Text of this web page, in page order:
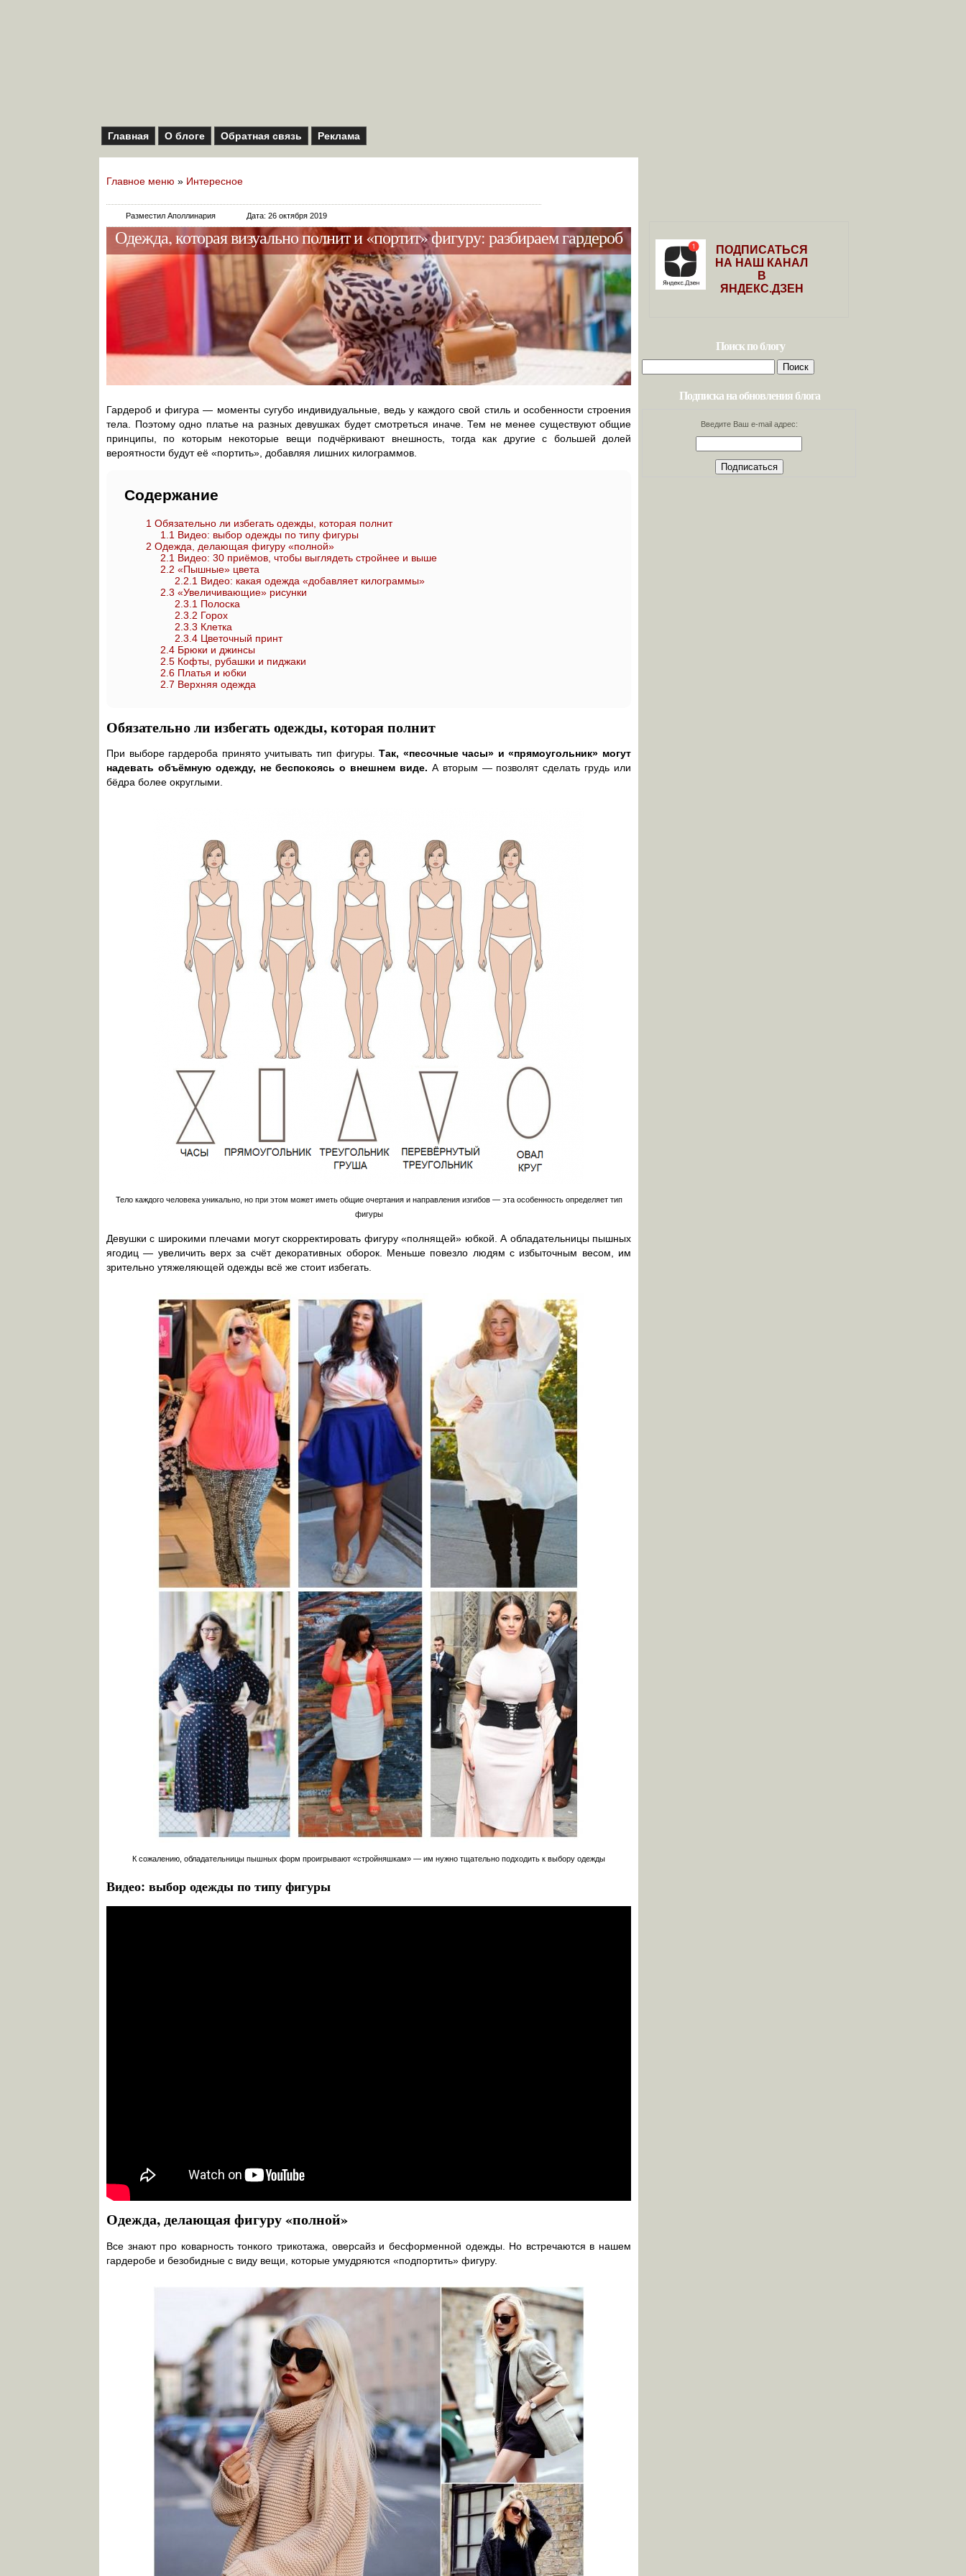
Главная О блоге Обратная связь Реклама
Главное меню » Интересное
Разместил Аполлинария Дата: 26 октября 2019
Одежда, которая визуально полнит и «портит» фигуру: разбираем гардероб
Гардероб и фигура — моменты сугубо индивидуальные, ведь у каждого свой стиль и особенности строения
тела. Поэтому одно платье на разных девушках будет смотреться иначе. Тем не менее существуют общие
принципы, по которым некоторые вещи подчёркивают внешность, тогда как другие с большей долей
вероятности будут её «портить», добавляя лишних килограммов.
Содержание
1 Обязательно ли избегать одежды, которая полнит
1.1 Видео: выбор одежды по типу фигуры
2 Одежда, делающая фигуру «полной»
2.1 Видео: 30 приёмов, чтобы выглядеть стройнее и выше
2.2 «Пышные» цвета
2.2.1 Видео: какая одежда «добавляет килограммы»
2.3 «Увеличивающие» рисунки
2.3.1 Полоска
2.3.2 Горох
2.3.3 Клетка
2.3.4 Цветочный принт
2.4 Брюки и джинсы
2.5 Кофты, рубашки и пиджаки
2.6 Платья и юбки
2.7 Верхняя одежда
Обязательно ли избегать одежды, которая полнит
При выборе гардероба принято учитывать тип фигуры.Так, «песочные часы» и «прямоугольник» могут
надевать объёмную одежду, не беспокоясь о внешнем виде. А вторым — позволят сделать грудь или
бёдра более округлыми.
Тело каждого человека уникально, но при этом может иметь общие очертания и направления изгибов — эта особенность определяет тип
фигуры
Девушки с широкими плечами могут скорректировать фигуру «полнящей» юбкой. А обладательницы пышных
ягодиц — увеличить верх за счёт декоративных оборок. Меньше повезло людям с избыточным весом, им
зрительно утяжеляющей одежды всё же стоит избегать.
К сожалению, обладательницы пышных форм проигрывают «стройняшкам» — им нужно тщательно подходить к выбору одежды
Видео: выбор одежды по типу фигуры
Одежда, делающая фигуру «полной»
Все знают про коварность тонкого трикотажа, оверсайз и бесформенной одежды. Но встречаются в нашем
гардеробе и безобидные с виду вещи, которые умудряются «подпортить» фигуру.
ПОДПИСАТЬСЯ
НА НАШ КАНАЛ
В
ЯНДЕКС.ДЗЕН
Поиск по блогу
Найти:
Подписка на обновления блога
Введите Ваш e-mail адрес: